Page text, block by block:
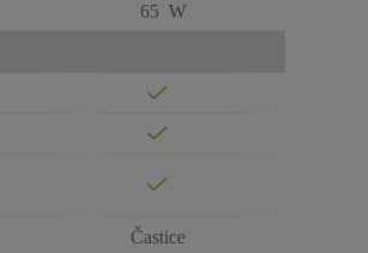
65 W
Častice